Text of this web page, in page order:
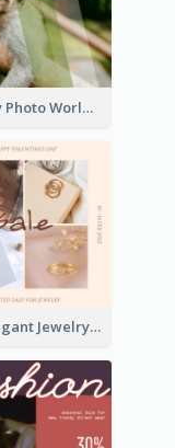
Monkey Photo World Wildlife Day Instagram Post
Pink Elegant Jewelry Sale Valentines Day Instagram Post